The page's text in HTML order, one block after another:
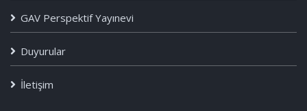
GAV Perspektif Yayınevi
Duyurular
İletişim